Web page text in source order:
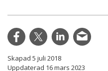
Skapad 5 juli 2018
Uppdaterad 16 mars 2023